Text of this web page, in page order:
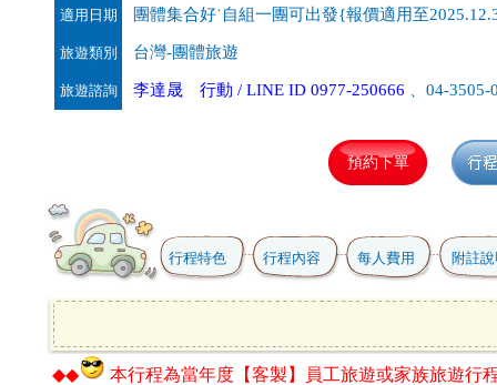
適用日期 團體集合好˙自組一團可出發{報價適用至
旅遊類別 台灣-團體旅遊
旅遊諮詢 李達晟 行動 / LINE ID 0977-250666 、04-3505-
行程特色 行程內容 每人費用 附註
◆◆
本行程為當年度【客製】員工旅遊或家族旅遊行